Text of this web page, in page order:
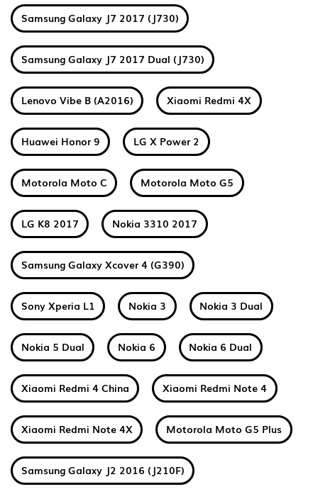
Samsung Galaxy J7 2017 (J730)
Samsung Galaxy J7 2017 Dual (J730)
Lenovo Vibe B (A2016) Xiaomi Redmi 4X
Huawei Honor 9 LG X Power 2
Motorola Moto C Motorola Moto G5
LG K8 2017 Nokia 3310 2017
Samsung Galaxy Xcover 4 (G390)
Sony Xperia L1 Nokia 3 Nokia 3 Dual
Nokia 5 Dual Nokia 6 Nokia 6 Dual
Xiaomi Redmi 4 China Xiaomi Redmi Note 4
Xiaomi Redmi Note 4X Motorola Moto G5 Plus
Samsung Galaxy J2 2016 (J210F)